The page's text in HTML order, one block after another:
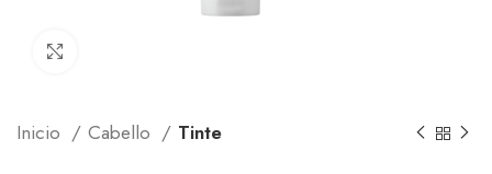
Inicio Cabello Tinte